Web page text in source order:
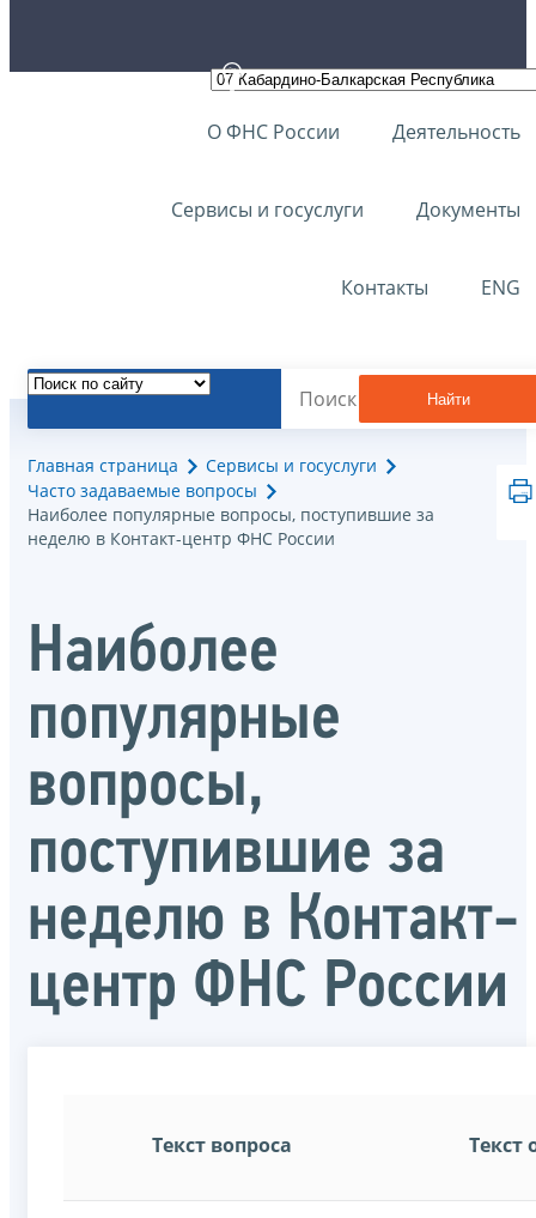
О ФНС России Деятельность
Сервисы и госуслуги Документы
Контакты ENG
Найти
Главная страница
Сервисы и госуслуги
Часто задаваемые вопросы
Наиболее популярные вопросы, поступившие за
неделю в Контакт-центр ФНС России
Наиболее
популярные
вопросы,
поступившие за
неделю в Контакт-
центр ФНС России
Текст вопроса Текст